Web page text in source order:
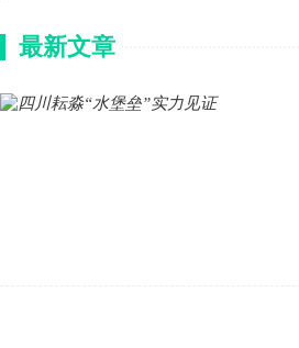
最新文章